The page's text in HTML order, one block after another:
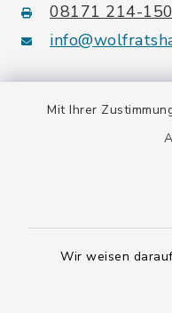
Mit Ihrer
Wir weisen
08171 214-150
Umsatzsteuer-ID:
DE128 378 377